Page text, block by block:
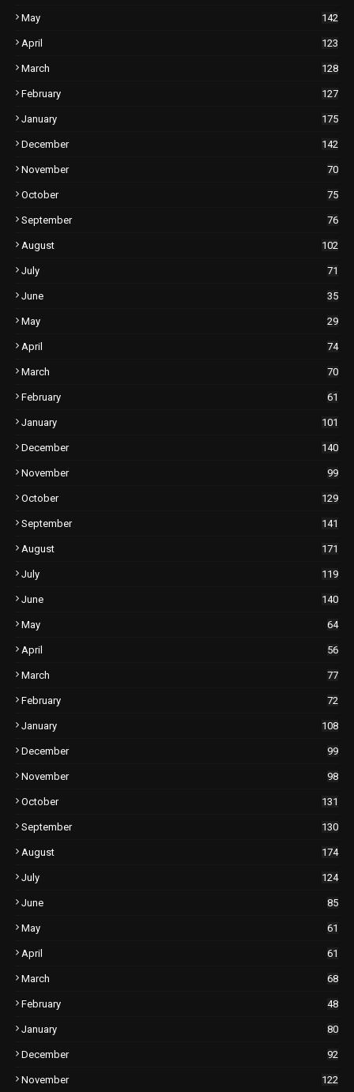
May 142
April 123
March 128
February 127
January 175
December 142
November 70
October 75
September 76
August 102
July 71
June 35
May 29
April 74
March 70
February 61
January 101
December 140
November 99
October 129
September 141
August 171
July 119
June 140
May 64
April 56
March 77
February 72
January 108
December 99
November 98
October 131
September 130
August 174
July 124
June 85
May 61
April 61
March 68
February 48
January 80
December 92
November 122